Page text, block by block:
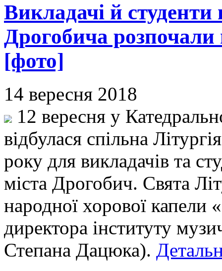
Викладачі й студенти
Дрогобича
[фото]
14 вересня 2018
12 вересня у
відбулася спільна
року для викладачів та
міста Дрогобич. Свята
народної хорової капели
директора інституту
Степана Дацюка).